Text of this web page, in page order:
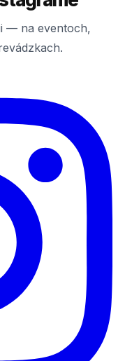
— na eventoch,